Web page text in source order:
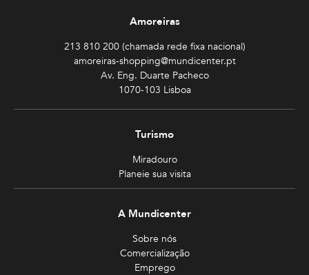
Amoreiras
213 810 200 (chamada rede fixa nacional)
amoreiras-shopping@mundicenter.pt
Av. Eng. Duarte Pacheco
1070-103 Lisboa
Turismo
Miradouro
Planeie sua visita
A Mundicenter
Sobre nós
Comercialização
Emprego